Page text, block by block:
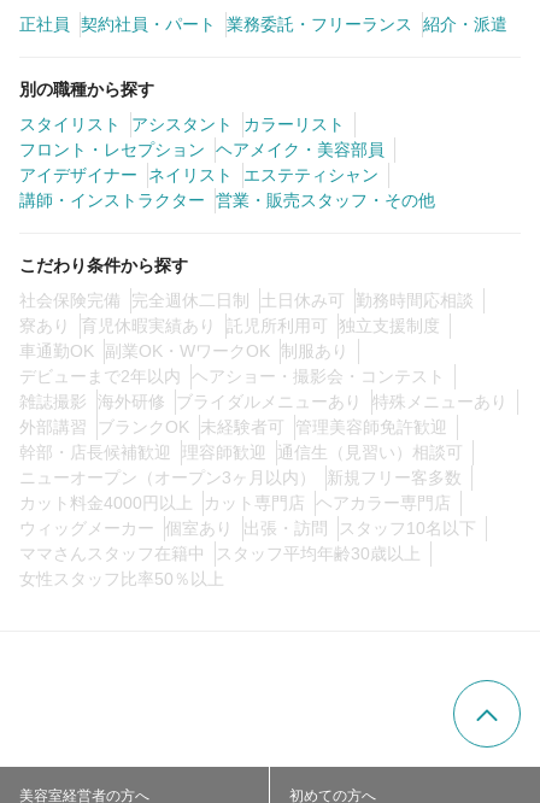
詳細条件
この条件の求人数0 件
検索する
正社員
契約社員・パート 業務委託・フリーランス 紹介・派遣
別の職種から探す
スタイリスト
アシスタント
カラーリスト
フロント・レセプション
ヘアメイク・美容部員
アイデザイナー
ネイリスト
エステティシャン
講師・インストラクター
営業・販売スタッフ・その他
こだわり条件から探す
社会保険完備
完全週休二日制 土日休み可
勤務時間応相談
寮あり
育児休暇実績あり 託児所利用可
独立支援制度
車通勤OK
副業OK・WワークOK
制服あり
デビューまで2年以内
ヘアショー・撮影会・コンテスト
雑誌撮影
海外研修 ブライダルメニューあり
特殊メニューあり
外部講習
ブランクOK 未経験者可
管理美容師免許歓迎
幹部・店長候補歓迎
理容師歓迎
通信生（見習い）相談可
ニューオープン（オープン3ヶ月以内）
新規フリー客多数
カット料金4000円以上
カット専門店
ヘアカラー専門店
ウィッグメーカー
個室あり 出張・訪問
スタッフ10名以下
ママさんスタッフ在籍中
スタッフ平均年齢30歳以上
女性スタッフ比率50％以上
美容室経営者の方へ 初めての方へ